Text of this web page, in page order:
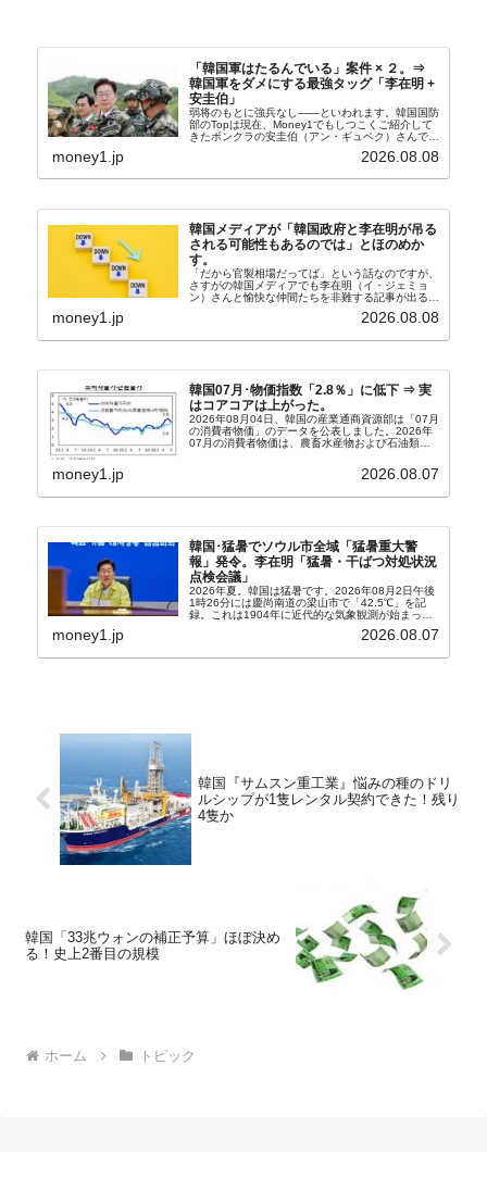
「韓国軍はたるんでいる」案件 × ２。⇒
韓国軍をダメにする最強タッグ「李在明 +
安圭伯」
弱将のもとに強兵なし――といわれます。韓国国防
部のTopは現在、Money1でもしつこくご紹介して
きたボンクラの安圭伯（アン・ギュベク）さんで
さんと「韓国初の文官上がり」の国防部長官安圭伯
money1.jp 2026.08.08
韓国メディアが「韓国政府と李在明が吊る
される可能性もあるのでは」とほのめか
す。
「だから官製相場だってば」という話なのですが、
さすがの韓国メディアでも李在明（イ・ジェミョ
ン）さんと愉快な仲間たちを非難する記事が出るよ
『朝鮮日報』に面白い記事が出ています。「東西南
money1.jp 2026.08.08
韓国07月･物価指数「2.8％」に低下 ⇒ 実
はコアコアは上がった。
2026年08月04日、韓国の産業通商資源部は「07月
の消費者物価」のデータを公表しました。2026年
07月の消費者物価は、農畜水産物および石油類の
2.8％上昇（06月は3.2％）となり、上昇率は前...
money1.jp 2026.08.07
韓国･猛暑でソウル市全域「猛暑重大警
報」発令。李在明「猛暑・干ばつ対処状況
点検会議」
2026年夏。韓国は猛暑です。2026年08月2日午後
1時26分には慶尚南道の梁山市で「42.5℃」を記
録。これは1904年に近代的な気象観測が始まって
ウル市全域への「猛暑重大警報」が発令され...
money1.jp 2026.08.07
韓国『サムスン重工業』悩みの種のドリ
ルシップが1隻レンタル契約できた！残り
4隻か
韓国「33兆ウォンの補正予算」ほぼ決め
る！史上2番目の規模
ホーム トピック